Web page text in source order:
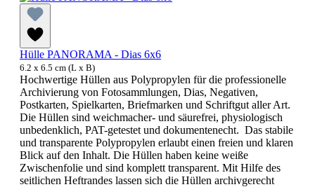
Hülle PANORAMA - Dias 6x6
6.2 x 6.5 cm (L x B)
Hochwertige Hüllen aus Polypropylen für die professionelle
Archivierung von Fotosammlungen, Dias, Negativen,
Postkarten, Spielkarten, Briefmarken und Schriftgut aller Art.
Die Hüllen sind weichmacher- und säurefrei, physiologisch
unbedenklich, PAT-getestet und dokumentenecht. Das stabile
und transparente Polypropylen erlaubt einen freien und klaren
Blick auf den Inhalt. Die Hüllen haben keine weiße
Zwischenfolie und sind komplett transparent. Mit Hilfe des
seitlichen Heftrandes lassen sich die Hüllen archivgerecht